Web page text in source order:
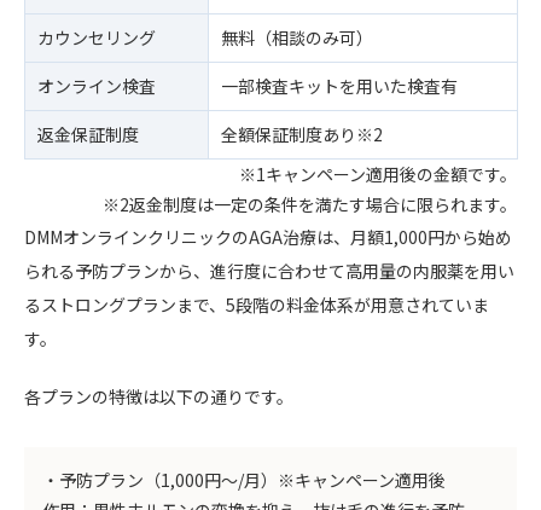
カウンセリング
無料（相談のみ可）
オンライン検査
一部検査キットを用いた検査有
返金保証制度
全額保証制度あり※2
※1キャンペーン適用後の金額です。
※2返金制度は一定の条件を満たす場合に限られます。
DMMオンラインクリニックのAGA治療は、月額1,000円から始め
られる予防プランから、進行度に合わせて高用量の内服薬を用い
るストロングプランまで、5段階の料金体系が用意されていま
す。
各プランの特徴は以下の通りです。
・予防プラン（1,000円～/月）※キャンペーン適用後